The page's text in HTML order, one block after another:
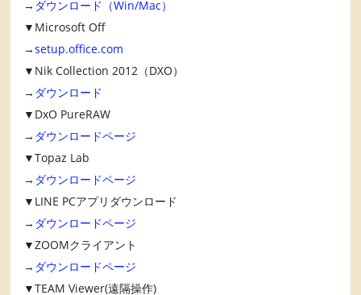
→ ダウンロード（Win/Mac）
▼Microsoft Off
→setup.office.com
▼Nik Collection 2012（DXO）
→ ダウンロード
▼DxO PureRAW
→ ダウンロードページ
▼Topaz Lab
→ ダウンロードページ
▼LINE PCアプリダウンロード
→ ダウンロードページ
▼ZOOMクライアント
→ ダウンロードページ
▼TEAM Viewer(遠隔操作)